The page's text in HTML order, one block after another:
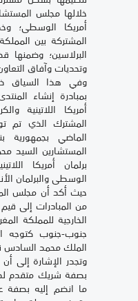
خلالها مجلس
أمريكا الوسطى؛
المشتركة بين
البرلاسين؛ وضمنها
وتحديات وآفاق
وفي هذا السياق
بمبادرة إنشاء
أمريكا اللاتينية
المشترك الذي تم
الماضي
المستشارين السيد
برلمان أمريكا
الوسطى والبرلمان
حيث أكد أن مجلس
من المبادرات إلى
الخارجية للمملكة
جنوب-جنوب كتوجه
الملك محمد السادس
وتجدر الإشارة إلى
بصفة شريك متقدم